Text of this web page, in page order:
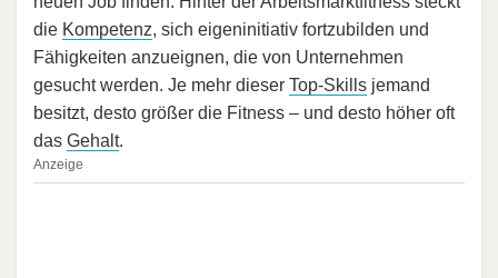
die Kompetenz, sich eigeninitiativ fortzubilden und
Fähigkeiten anzueignen, die von Unternehmen
gesucht werden. Je mehr dieser Top-Skills jemand
besitzt, desto größer die Fitness – und desto höher oft
das Gehalt.
Anzeige